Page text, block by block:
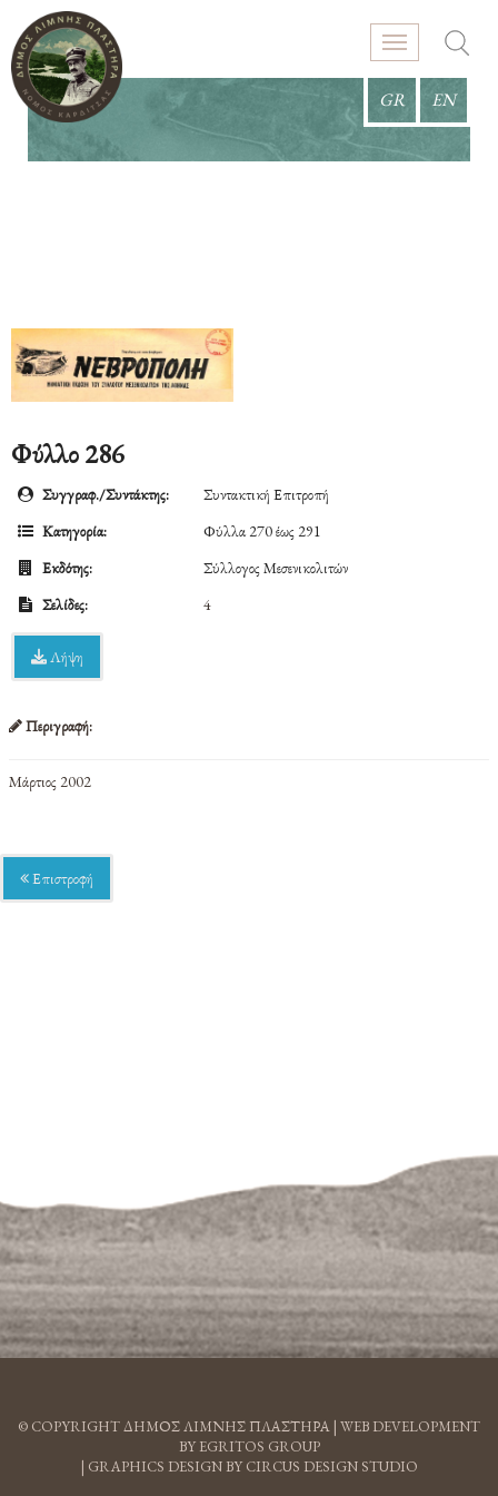
GR EN
Φύλλο 286
Συγγραφ./Συντάκτης:
Συντακτική Επιτροπή
Κατηγορία:
Φύλλα 270 έως 291
Εκδότης:
Σύλλογος Μεσενικολιτών
Σελίδες:
4
Λήψη
Περιγραφή:
Μάρτιος 2002
Επιστροφή
© COPYRIGHT ΔΗΜΟΣ ΛΙΜΝΗΣ ΠΛΑΣΤΗΡΑ | WEB DEVELOPMENT
BY EGRITOS GROUP
| GRAPHICS DESIGN BY CIRCUS DESIGN STUDIO